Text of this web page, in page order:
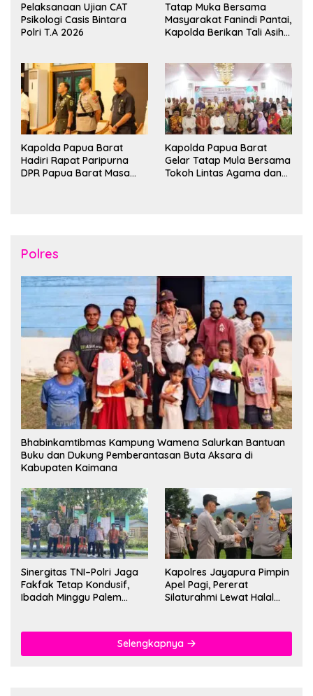
Pelaksanaan Ujian CAT
Psikologi Casis Bintara
Polri T.A 2026
Tatap Muka Bersama
Masyarakat Fanindi Pantai,
Kapolda Berikan Tali Asih
Kapolda Papua Barat
Hadiri Rapat Paripurna
DPR Papua Barat Masa
Kapolda Papua Barat
Gelar Tatap Mula Bersama
Tokoh Lintas Agama dan
Polres
Bhabinkamtibmas Kampung Wamena Salurkan Bantuan
Buku dan Dukung Pemberantasan Buta Aksara di
Kabupaten Kaimana
Sinergitas TNI–Polri Jaga
Fakfak Tetap Kondusif,
Ibadah Minggu Palem
Kapolres Jayapura Pimpin
Apel Pagi, Pererat
Silaturahmi Lewat Halal
Selengkapnya